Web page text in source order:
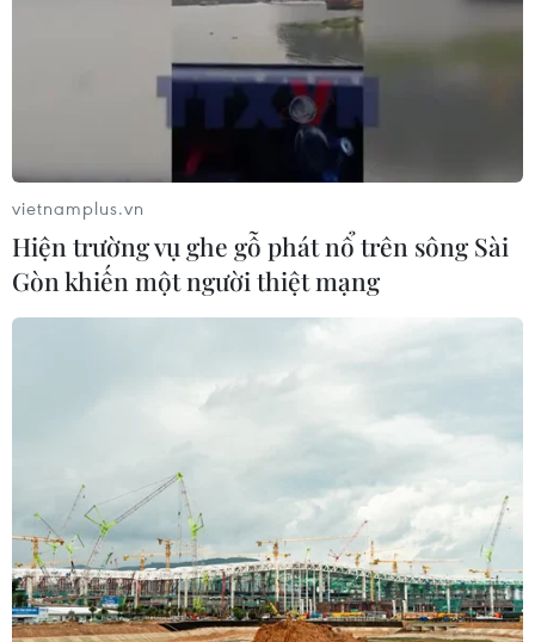
Thổ Nhĩ Kỳ, Iran nhất trí duy trì hợp tác 3
bên về vấn đề Syria
17/04/2018 13:54
Tổng thống Thổ Nhĩ Kỳ và người đồng cấp Iran Hassan
Rouhani đã nhất trí duy trì hợp tác ba bên giữa hai
nước này và Nga để tìm kiếm một giải pháp chính trị
cho cuộc xung đột tại Syria.
vietnamplus.vn
Hiện trường vụ ghe gỗ phát nổ trên sông Sài
Gòn khiến một người thiệt mạng